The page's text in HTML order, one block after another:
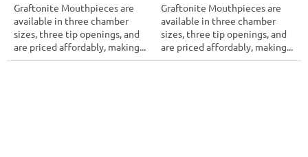
Graftonite Mouthpieces are
available in three chamber
sizes, three tip openings, and
are priced affordably, making...
Graftonite Mouthpieces are
available in three chamber
sizes, three tip openings, and
are priced affordably, making...